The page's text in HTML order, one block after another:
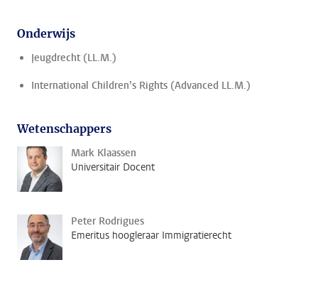
Onderwijs
Jeugdrecht (LL.M.)
International Children’s Rights (Advanced LL.M.)
Wetenschappers
Mark Klaassen
Universitair Docent
Peter Rodrigues
Emeritus hoogleraar Immigratierecht